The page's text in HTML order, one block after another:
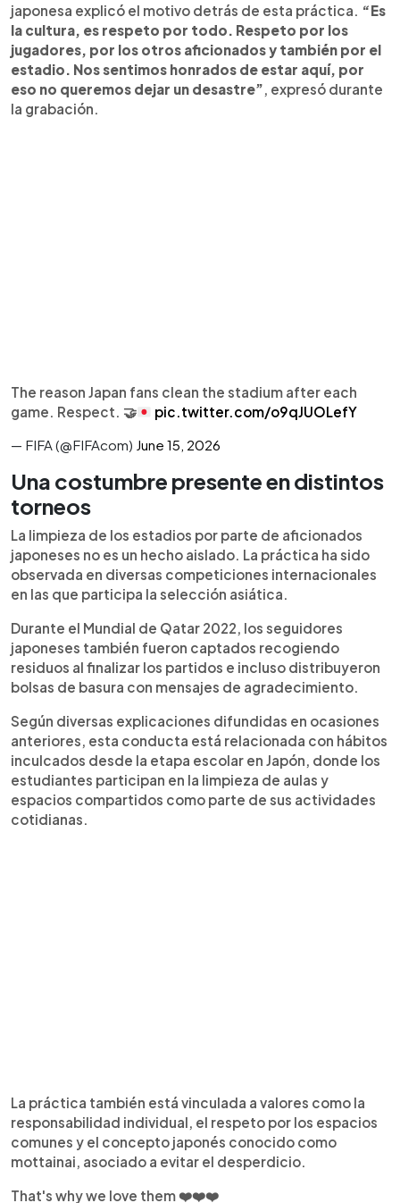
japonesa explicó el motivo detrás de esta práctica. “Es
la cultura, es respeto por todo. Respeto por los
jugadores, por los otros aficionados y también por el
estadio. Nos sentimos honrados de estar aquí, por
eso no queremos dejar un desastre”, expresó durante
la grabación.
The reason Japan fans clean the stadium after each
game. Respect. 🤝
pic.twitter.com/o9qJUOLefY
— FIFA (@FIFAcom) June 15, 2026
Una costumbre presente en distintos
torneos
La limpieza de los estadios por parte de aficionados
japoneses no es un hecho aislado. La práctica ha sido
observada en diversas competiciones internacionales
en las que participa la selección asiática.
Durante el Mundial de Qatar 2022, los seguidores
japoneses también fueron captados recogiendo
residuos al finalizar los partidos e incluso distribuyeron
bolsas de basura con mensajes de agradecimiento.
Según diversas explicaciones difundidas en ocasiones
anteriores, esta conducta está relacionada con hábitos
inculcados desde la etapa escolar en Japón, donde los
estudiantes participan en la limpieza de aulas y
espacios compartidos como parte de sus actividades
cotidianas.
La práctica también está vinculada a valores como la
responsabilidad individual, el respeto por los espacios
comunes y el concepto japonés conocido como
mottainai, asociado a evitar el desperdicio.
That's why we love them ❤️❤️❤️